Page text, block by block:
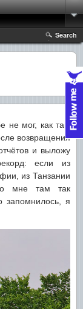
Search
не мог, как там
возвращения
и выложу
если из
из Танзании
мне там так
запомнилось, я